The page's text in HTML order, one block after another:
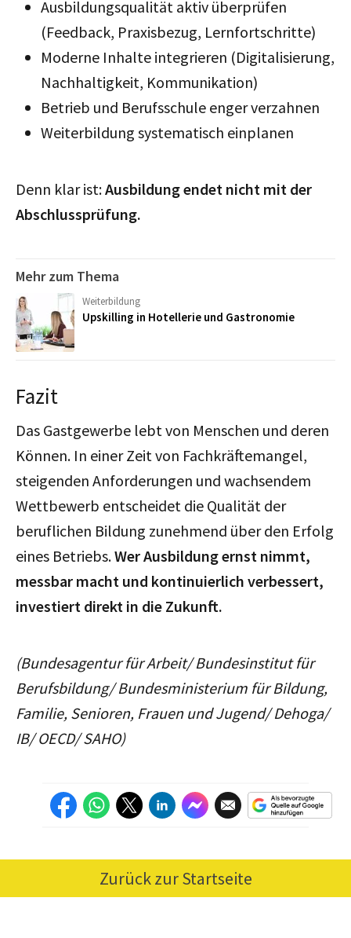
Ausbildungsqualität aktiv überprüfen
(Feedback, Praxisbezug, Lernfortschritte)
Moderne Inhalte integrieren (Digitalisierung,
Nachhaltigkeit, Kommunikation)
Betrieb und Berufsschule enger verzahnen
Weiterbildung systematisch einplanen
Denn klar ist:Ausbildung endet nicht mit der
Abschlussprüfung.
Mehr zum Thema
Weiterbildung
Upskilling in Hotellerie und Gastronomie
Fazit
Das Gastgewerbe lebt von Menschen und deren
Können. In einer Zeit von Fachkräftemangel,
steigenden Anforderungen und wachsendem
Wettbewerb entscheidet die Qualität der
beruflichen Bildung zunehmend über den Erfolg
eines Betriebs.Wer Ausbildung ernst nimmt,
messbar macht und kontinuierlich verbessert,
investiert direkt in die Zukunft.
(Bundesagentur für Arbeit/ Bundesinstitut für
Berufsbildung/ Bundesministerium für Bildung,
Familie, Senioren, Frauen und Jugend/ Dehoga/
IB/ OECD/ SAHO)
Zurück zur Startseite